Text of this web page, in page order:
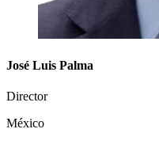
José Luis Palma
Director
México